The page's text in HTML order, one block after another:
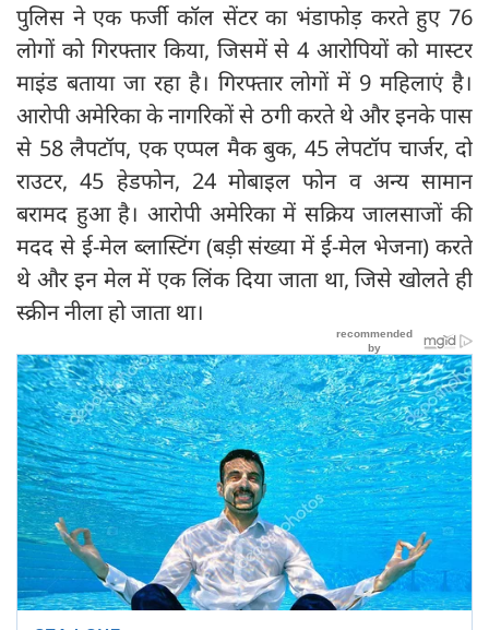
पुलिस ने एक फर्जी कॉल सेंटर का भंडाफोड़ करते हुए 76
लोगों को गिरफ्तार किया, जिसमें से 4 आरोपियों को मास्टर
माइंड बताया जा रहा है। गिरफ्तार लोगों में 9 महिलाएं है।
आरोपी अमेरिका के नागरिकों से ठगी करते थे और इनके पास
से 58 लैपटॉप, एक एप्पल मैक बुक, 45 लेपटॉप चार्जर, दो
राउटर, 45 हेडफोन, 24 मोबाइल फोन व अन्य सामान
बरामद हुआ है। आरोपी अमेरिका में सक्रिय जालसाजों की
मदद से ई-मेल ब्लास्टिंग (बड़ी संख्या में ई-मेल भेजना) करते
थे और इन मेल में एक लिंक दिया जाता था, जिसे खोलते ही
स्क्रीन नीला हो जाता था।